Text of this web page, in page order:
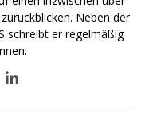
Neben der
schreibt er regelmäßig